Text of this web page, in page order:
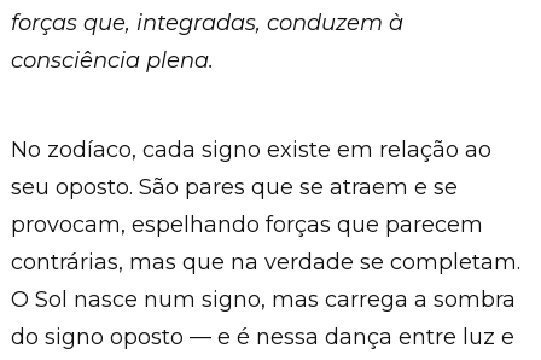
forças que, integradas, conduzem à
consciência plena.
No zodíaco, cada signo existe em relação ao
seu oposto. São pares que se atraem e se
provocam, espelhando forças que parecem
contrárias, mas que na verdade se completam.
O Sol nasce num signo, mas carrega a sombra
do signo oposto — e é nessa dança entre luz e